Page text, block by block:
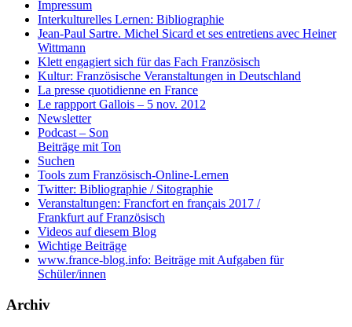
Impressum
Interkulturelles Lernen: Bibliographie
Jean-Paul Sartre. Michel Sicard et ses entretiens avec Heiner
Wittmann
Klett engagiert sich für das Fach Französisch
Kultur: Französische Veranstaltungen in Deutschland
La presse quotidienne en France
Le rappport Gallois – 5 nov. 2012
Newsletter
Podcast – Son
Beiträge mit Ton
Suchen
Tools zum Französisch-Online-Lernen
Twitter: Bibliographie / Sitographie
Veranstaltungen: Francfort en français 2017 /
Frankfurt auf Französisch
Videos auf diesem Blog
Wichtige Beiträge
www.france-blog.info: Beiträge mit Aufgaben für
Schüler/innen
Archiv